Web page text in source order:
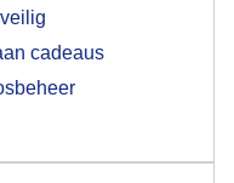
cadeaus
op hebt gegeven,
je browser waarin
popup